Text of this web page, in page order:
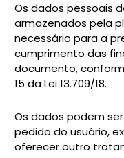
Os dados pessoais
armazenados pela
necessário para a
cumprimento das
documento,
15 da Lei 13.709/18.
Os dados podem
pedido do usuário,
oferecer outro